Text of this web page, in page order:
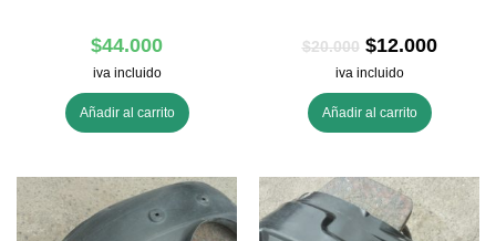
$44.000
iva incluido
Añadir al carrito
$20.000 $12.000
iva incluido
Añadir al carrito